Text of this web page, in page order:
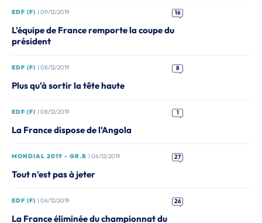
EDF (F) | 09/12/2019 16
L'équipe de France remporte la coupe du
président
EDF (F) | 08/12/2019 8
Plus qu'à sortir la tête haute
EDF (F) | 08/12/2019 1
La France dispose de l'Angola
MONDIAL 2019 - GR.B | 06/12/2019 27
Tout n'est pas à jeter
EDF (F) | 06/12/2019 26
La France éliminée du championnat du